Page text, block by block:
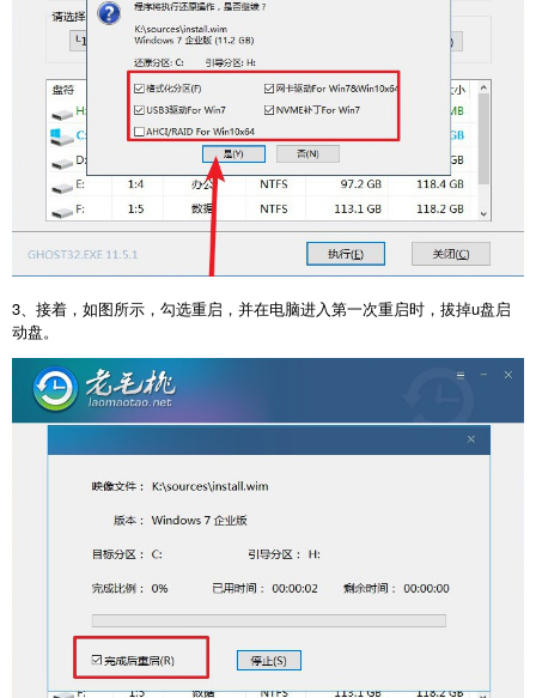
3、接着，如图所示，勾选重启，并在电脑进入第一次重启时，拔掉u盘启
动盘。